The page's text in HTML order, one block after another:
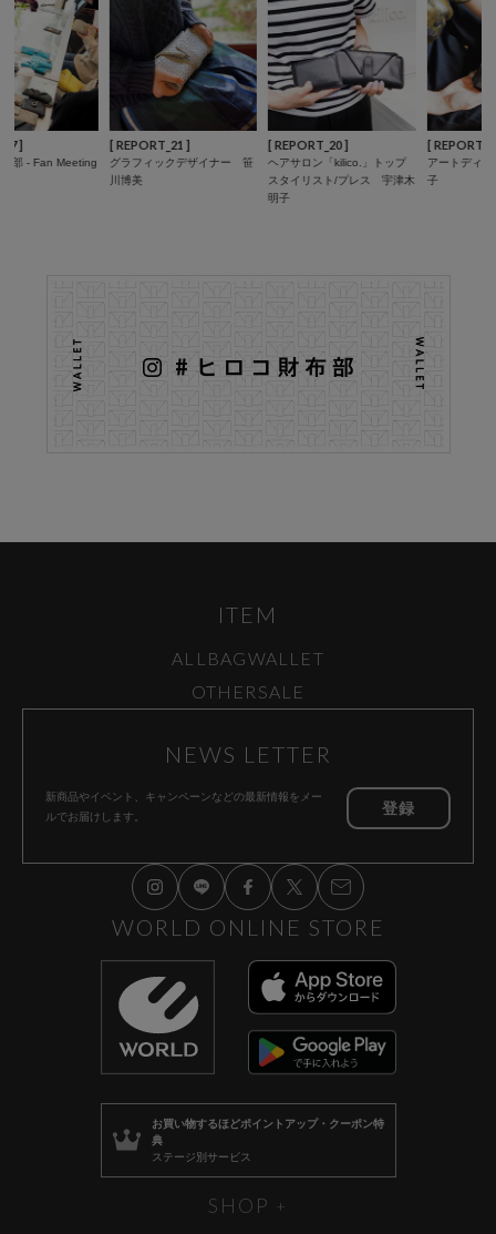
[ REPORT_21 ]
グラフィックデザイナー 笹
[ REPORT_20 ]
ヘアサロン「kilico.」トップ
スタイリスト/プレス 宇津木
[ REPORT_19 ]
アートディレクター 稲数麻
子
[
ITEM
ALL BAGWALLET
OTHER SALE
NEWS LETTER
新商品やイベント、キャンペーンなどの最新情報をメー
ルでお届けします。
登録
WORLD ONLINE STORE
お買い物するほどポイントアップ・クーポン特
典
ステージ別サービス
SHOP